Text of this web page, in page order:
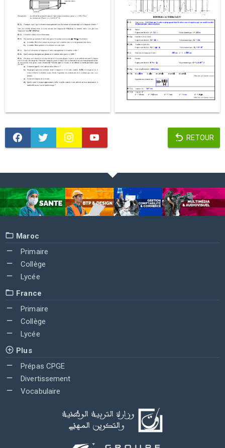
RETOUR
Maroc
Primaire
Collège
Lycée
France
Primaire
Collège
Lycée
Plus
Prépas CPGE
Divertissement
Vocabulaire